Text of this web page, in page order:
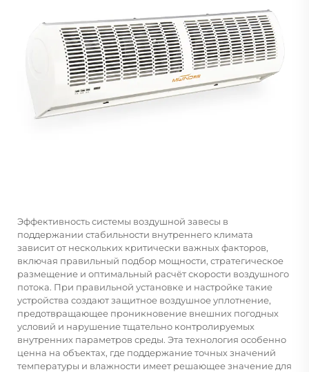
Эффективность системы воздушной завесы в
поддержании стабильности внутреннего климата
зависит от нескольких критически важных факторов,
включая правильный подбор мощности, стратегическое
размещение и оптимальный расчёт скорости воздушного
потока. При правильной установке и настройке такие
устройства создают защитное воздушное уплотнение,
предотвращающее проникновение внешних погодных
условий и нарушение тщательно контролируемых
внутренних параметров среды. Эта технология особенно
ценна на объектах, где поддержание точных значений
температуры и влажности имеет решающее значение для